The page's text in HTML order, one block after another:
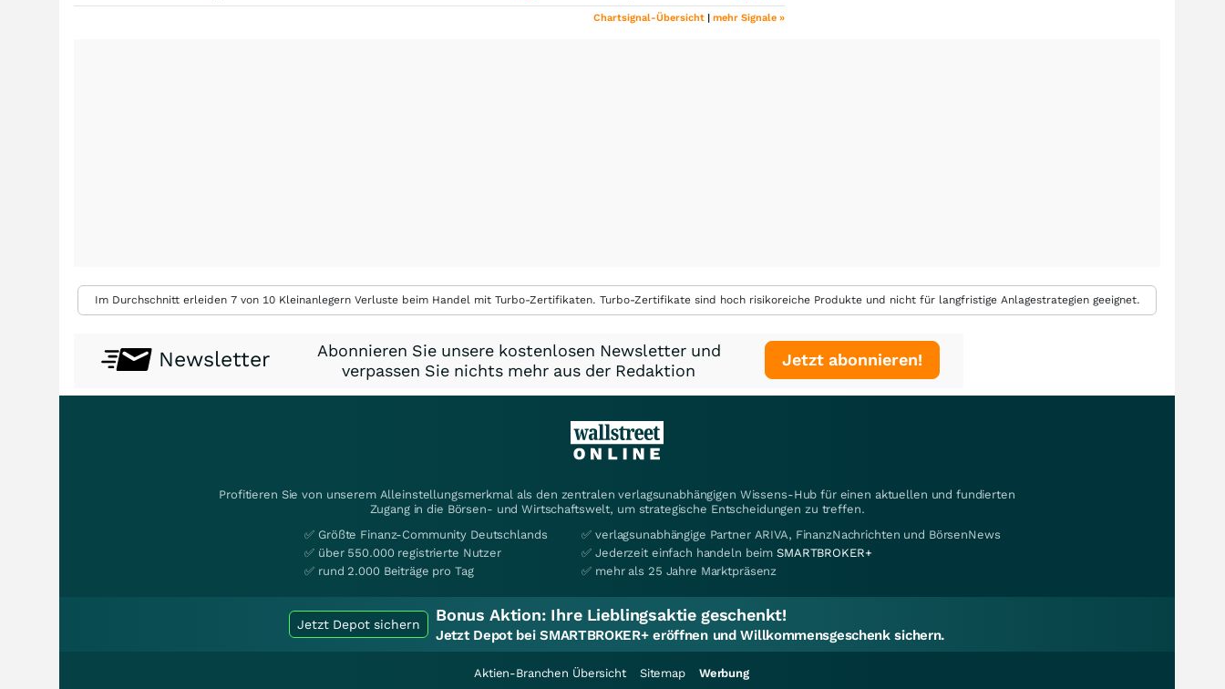
Chartsignal-Übersicht | mehr Signale »
Im Durchschnitt erleiden 7 von 10 Kleinanlegern Verluste beim Handel mit Turbo-Zertifikaten. Turbo-Zertifikate sind hoch risikoreiche Produkte und nicht für langfristige Anlagestrategien geeignet.
Newsletter
Abonnieren Sie unsere kostenlosen Newsletter und
verpassen Sie nichts mehr aus der Redaktion
Jetzt abonnieren!
Profitieren Sie von unserem Alleinstellungsmerkmal als den zentralen verlagsunabhängigen Wissens-Hub für einen aktuellen und fundierten
Zugang in die Börsen- und Wirtschaftswelt, um strategische Entscheidungen zu treffen.
✅ Größte Finanz-Community Deutschlands
✅ über 550.000 registrierte Nutzer
✅ rund 2.000 Beiträge pro Tag
✅ verlagsunabhängige Partner ARIVA, FinanzNachrichten und BörsenNews
✅ Jederzeit einfach handeln beimSMARTBROKER+
✅ mehr als 25 Jahre Marktpräsenz
Jetzt Depot sichern Bonus Aktion: Ihre Lieblingsaktie geschenkt!
Jetzt Depot bei SMARTBROKER+ eröffnen und Willkommensgeschenk sichern.
Aktien-Branchen Übersicht Sitemap Werbung